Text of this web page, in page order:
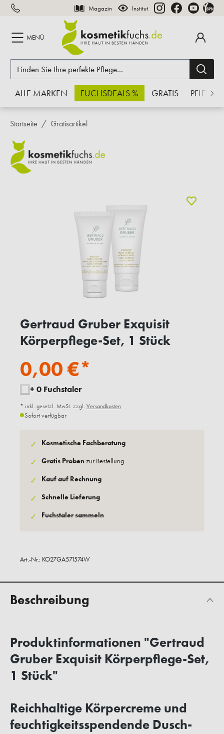
springen Magazin Institut
MENÜ
ALLE MARKEN FUCHSDEALS % GRATIS PFLEGE
Startseite Gratisartikel
Gertraud Gruber Exquisit
Körperpflege-Set, 1 Stück
0,00 €*
+ 0 Fuchstaler
* inkl. gesetzl. MwSt. zzgl. Versandkosten
Sofort verfügbar
✓ Kosmetische Fachberatung
✓ Gratis Probenzur Bestellung
✓ Kauf auf Rechnung
✓ Schnelle Lieferung
✓ Fuchstaler sammeln
Art.-Nr.: KO27GA571574W
Beschreibung
Produktinformationen "Gertraud
Gruber Exquisit Körperpflege-Set,
1 Stück"
Reichhaltige Körpercreme und
feuchtigkeitsspendende Dusch-